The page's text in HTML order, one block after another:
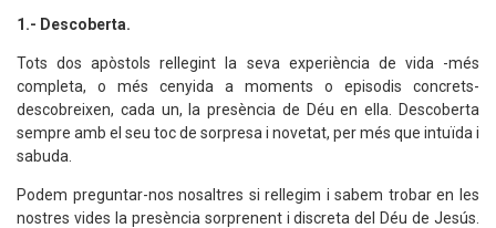
1.- Descoberta.
Tots dos apòstols rellegint la seva experiència de vida -més
completa, o més cenyida a moments o episodis concrets-
descobreixen, cada un, la presència de Déu en ella. Descoberta
sempre amb el seu toc de sorpresa i novetat, per més que intuïda i
sabuda.
Podem preguntar-nos nosaltres si rellegim i sabem trobar en les
nostres vides la presència sorprenent i discreta del Déu de Jesús.